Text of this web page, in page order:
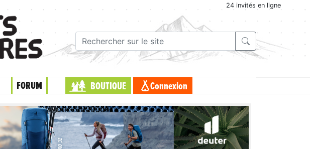
24 invités en ligne
FORUM BOUTIQUE Connexion